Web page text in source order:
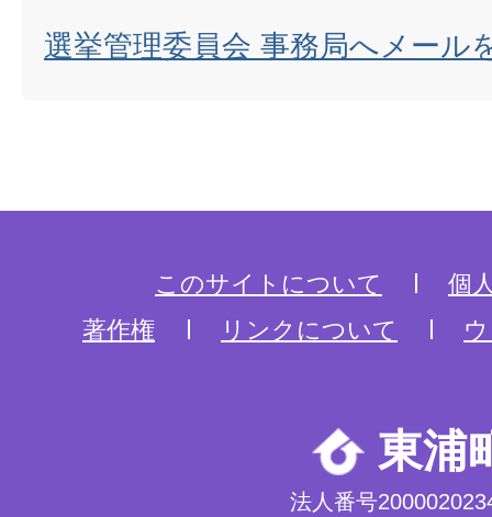
選挙管理委員会 事務局へメール
このサイトについて
個
著作権
リンクについて
東浦
法人番号